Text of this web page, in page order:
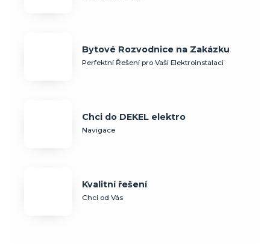
Bytové Rozvodnice na Zakázku
Perfektní Řešení pro Vaši Elektroinstalaci
Chci do DEKEL elektro
Navigace
Kvalitní řešení
Chci od Vás